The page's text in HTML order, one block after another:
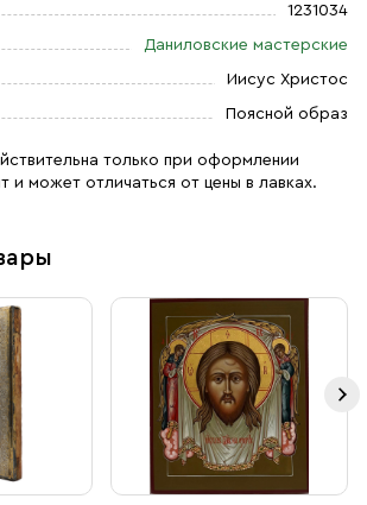
1231034
Даниловские мастерские
Иисус Христос
Поясной образ
только при оформлении
и может отличаться от цены в лавках.